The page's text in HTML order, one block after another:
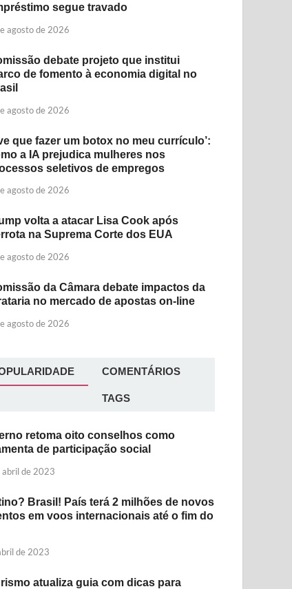
segue travado
agosto de 2026
debate projeto que institui
de fomento à economia digital no
agosto de 2026
que fazer um botox no meu currículo’:
a IA prejudica mulheres nos
seletivos de empregos
agosto de 2026
volta a atacar Lisa Cook após
na Suprema Corte dos EUA
agosto de 2026
da Câmara debate impactos da
no mercado de apostas on-line
agosto de 2026
COMENTÁRIOS
TAGS
retoma oito conselhos como
de participação social
abril de 2023
Brasil! País terá 2 milhões de novos
em voos internacionais até o fim do
de 2023
atualiza guia com dicas para